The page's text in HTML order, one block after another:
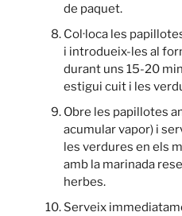
de paquet.
Col·loca les
i introdueix-les al
durant uns 15-20
estigui cuit i les
Obre les papillotes
acumular vapor) i
les verdures en els
amb la marinada
herbes.
Serveix